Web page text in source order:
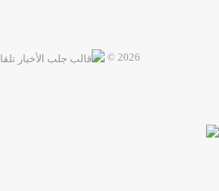
2026 ©